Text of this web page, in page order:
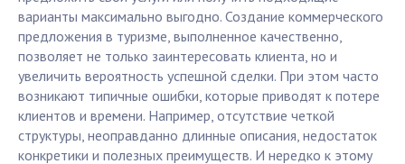
варианты максимально выгодно. Создание коммерческого
предложения в туризме, выполненное качественно,
позволяет не только заинтересовать клиента, но и
увеличить вероятность успешной сделки. При этом часто
возникают типичные ошибки, которые приводят к потере
клиентов и времени. Например, отсутствие четкой
структуры, неоправданно длинные описания, недостаток
конкретики и полезных преимуществ. И нередко к этому